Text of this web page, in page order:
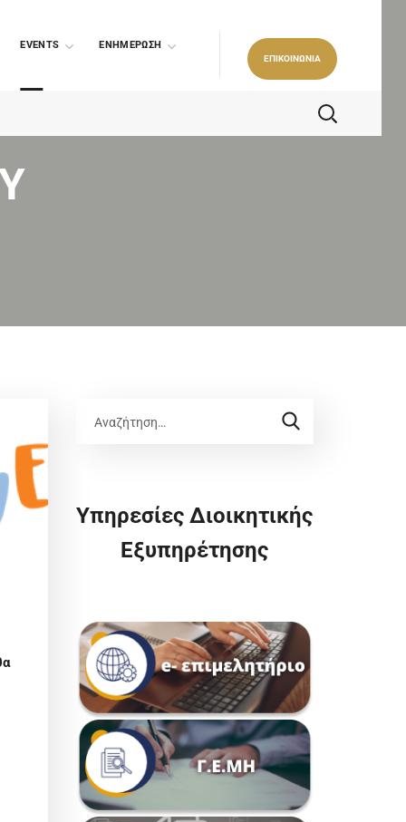
EVENTS ΕΝΗΜΕΡΩΣΗ
ΕΠΙΚΟΙΝΩΝΙΑ
Υπηρεσίες Διοικητικής
Εξυπηρέτησης